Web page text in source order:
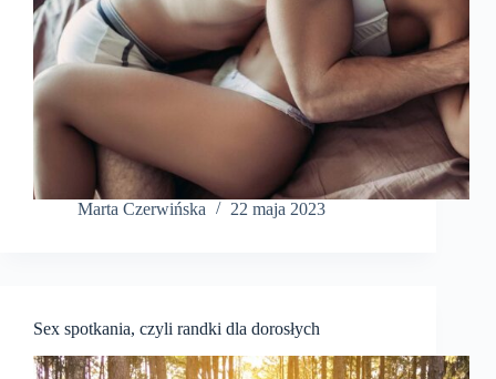
Marta Czerwińska 22 maja 2023
Sex spotkania, czyli randki dla dorosłych